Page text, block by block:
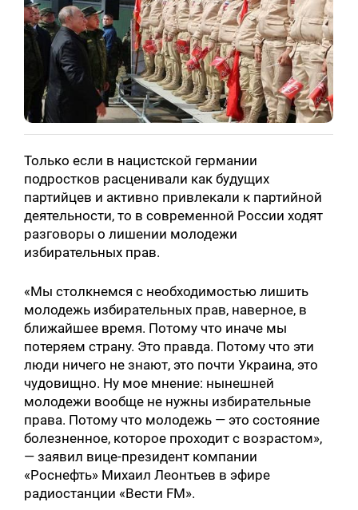
Только если в нацистской германии
подростков расценивали как будущих
партийцев и активно привлекали к партийной
деятельности, то в современной России ходят
разговоры о лишении молодежи
избирательных прав.
«Мы столкнемся с необходимостью лишить
молодежь избирательных прав, наверное, в
ближайшее время. Потому что иначе мы
потеряем страну. Это правда. Потому что эти
люди ничего не знают, это почти Украина, это
чудовищно. Ну мое мнение: нынешней
молодежи вообще не нужны избирательные
права. Потому что молодежь — это состояние
болезненное, которое проходит с возрастом»,
— заявил вице-президент компании
«Роснефть» Михаил Леонтьев в эфире
радиостанции «Вести FM».